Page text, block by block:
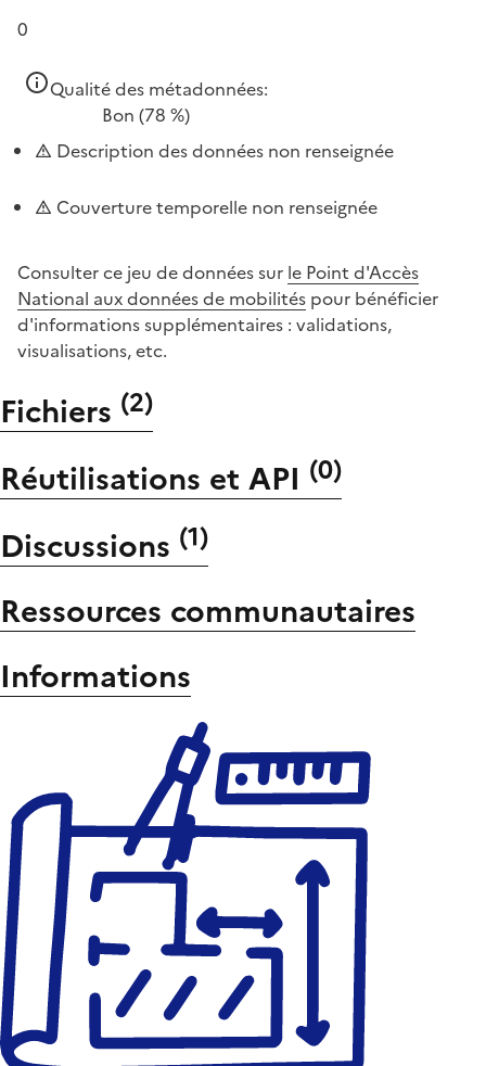
0
Qualité des métadonnées:
Bon (78 %)
Description des données non renseignée
Couverture temporelle non renseignée
Consulter ce jeu de données sur le Point d'Accès
National aux données de mobilités pour bénéficier
d'informations supplémentaires : validations,
visualisations, etc.
Fichiers (2)
Réutilisations et API (0)
Discussions (1)
Ressources communautaires
Informations